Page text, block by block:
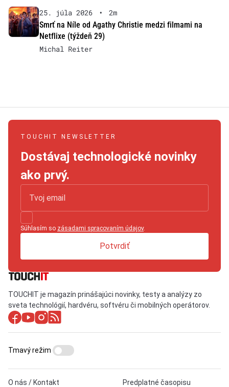
25. júla 2026 •
2m
Smrť na Níle od Agathy Christie medzi filmami na
Netflixe (týždeň 29)
Michal Reiter
TOUCHIT NEWSLETTER
Dostávaj technologické novinky
ako prvý.
Súhlasím so zásadami spracovaním údajov.
Potvrdiť
TOUCHIT je magazín prinášajúci novinky, testy a analýzy zo
sveta technológií, hardvéru, softvéru či mobilných operátorov.
O nás / Kontakt
Predplatné časopisu
Tmavý režim